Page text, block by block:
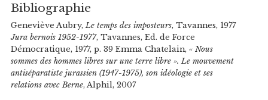
Bibliographie
Geneviève Aubry,Le temps des imposteurs, Tavannes, 1977
Jura bernois 1952-1977, Tavannes, Ed. de Force
Démocratique, 1977, p. 39 Emma Chatelain, « Nous
sommes des hommes libres sur une terre libre ». Le mouvement
antiséparatiste jurassien (1947-1975), son idéologie et ses
relations avec Berne, Alphil, 2007